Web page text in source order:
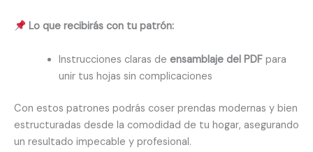
Lo que recibirás con tu patrón:
Instrucciones claras de ensamblaje del PDFpara
unir tus hojas sin complicaciones
Con estos patrones podrás coser prendas modernas y bien
estructuradas desde la comodidad de tu hogar, asegurando
un resultado impecable y profesional.